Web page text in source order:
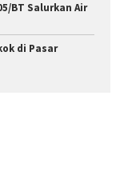
BT Salurkan Air
di Pasar